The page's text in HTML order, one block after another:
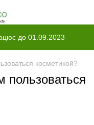
до 01.09.2023
косметикой?